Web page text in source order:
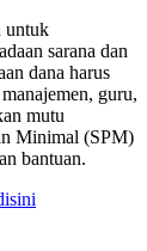
untuk
sarana dan
dana harus
guru,
mutu
Minimal (SPM)
bantuan.